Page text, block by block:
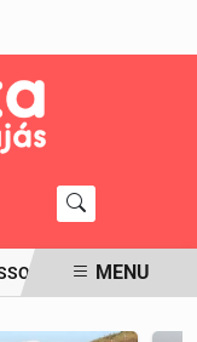
PEDE DESCULPAS:
MENU